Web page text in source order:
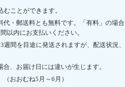
ことができます。
・郵送料とも無料です。「有料」の場合
以内にお支払いください。
間を目途に発送されますが、配送状況、
、お届け日には違いが生じます。
おおむね5月～6月）